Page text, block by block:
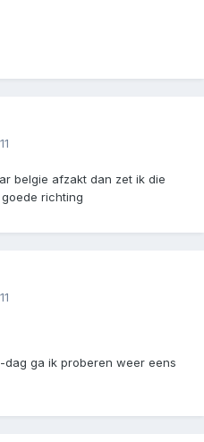
belgie afzakt dan zet ik die
richting
ga ik proberen weer eens